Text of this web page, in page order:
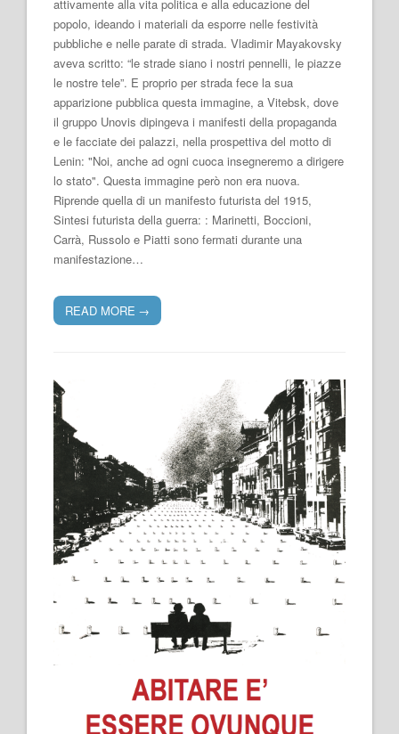
attivamente alla vita politica e alla educazione del
popolo, ideando i materiali da esporre nelle festività
pubbliche e nelle parate di strada. Vladimir Mayakovsky
aveva scritto: “le strade siano i nostri pennelli, le piazze
le nostre tele”. E proprio per strada fece la sua
apparizione pubblica questa immagine, a Vitebsk, dove
il gruppo Unovis dipingeva i manifesti della propaganda
e le facciate dei palazzi, nella prospettiva del motto di
Lenin: "Noi, anche ad ogni cuoca insegneremo a dirigere
lo stato". Questa immagine però non era nuova.
Riprende quella di un manifesto futurista del 1915,
Sintesi futurista della guerra: : Marinetti, Boccioni,
Carrà, Russolo e Piatti sono fermati durante una
manifestazione…
READ MORE →